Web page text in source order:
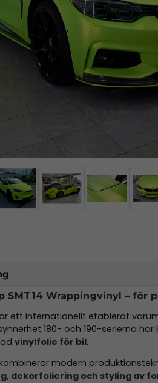
SMT14 Wrappingvinyl – för
ett internationellt etablerat
180- och 190-serierna
vinylfolie för bil.
modern
dekorfoliering och styling av